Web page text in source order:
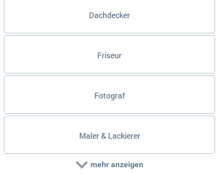
Dachdecker
Friseur
Fotograf
Maler & Lackierer
mehr anzeigen